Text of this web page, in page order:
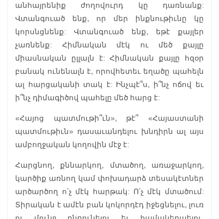
անհայրենիք ժողովուրդ կը դառնանք:
Վտանգուած ենք, որ մեր ինքնութիւնը կը
կորսնցնենք: Վտանգուած ենք, եթէ քայլեր
չառնենք: Հիմնական մէկ ու մեծ քայլը
միասնական ըլլալն է: Հիմնական քայլը հզօր
բանակ ունենալն է, որովհետեւ եղածը պահելն
ալ հարցականի տակ է: Ինչպէ՞ս, ի՞նչ ոճով եւ
ի՞նչ դիմագիծով պահելը մեծ հարց է:
«Հայոց պատմութի՞ւն», թէ՞ «Հայաստանի
պատմութիւն» դասաւանդելու խնդիրն ալ այս
ամբողջական կողովին մէջ է:
Հարցնող, քննարկող, մտածող, առաջարկող,
կարծիք առնող կամ փոխադարձ տեսակէտներ
արծարծող ո՛չ մէկ հարթակ: Ո՛չ մէկ մտածում:
Տիրական է ամէն բան կոկորդէդ իջեցնելու, լուռ